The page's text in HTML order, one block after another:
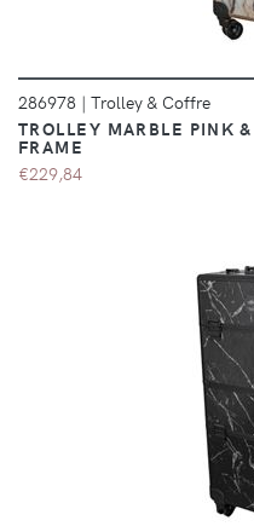
286978 | Trolley & Coffre
TROLLEY MARBLE PINK
FRAME
€229,84